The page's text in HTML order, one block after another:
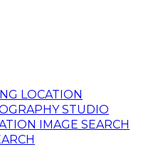
LOCATION
STUDIO
IMAGE SEARCH